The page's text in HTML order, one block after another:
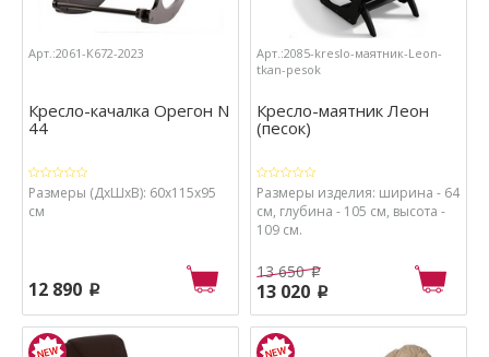
Арт.:2061-К672-2023
Кресло-качалка Орегон N
44
Размеры (ДхШхВ): 60х115х95
см
12 890 p
Арт.:2085-kreslo-маятник-Leon-
tkan-pesok
Кресло-маятник Леон
(песок)
Размеры изделия: ширина - 64
см, глубина - 105 см, высота -
109 см.
13 650 p
13 020 p